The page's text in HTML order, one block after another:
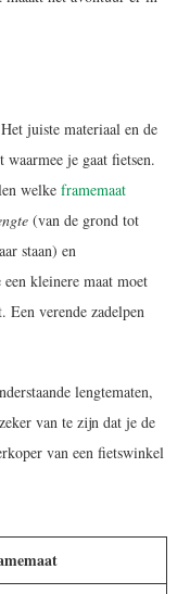
juiste materiaal en de
je gaat fietsen.
welke framemaat
(van de grond tot
staan) en
kleinere maat moet
Een verende zadelpen
lengtematen,
van te zijn dat je de
van een fietswinkel